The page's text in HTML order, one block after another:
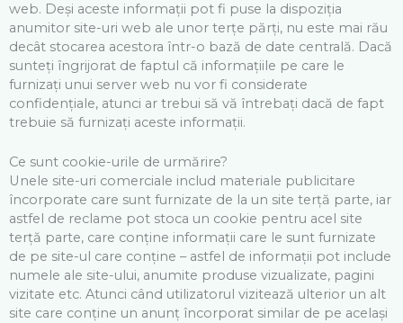
web. Deși aceste informații pot fi puse la dispoziția
anumitor site-uri web ale unor terțe părți, nu este mai rău
decât stocarea acestora într-o bază de date centrală. Dacă
sunteți îngrijorat de faptul că informațiile pe care le
furnizați unui server web nu vor fi considerate
confidențiale, atunci ar trebui să vă întrebați dacă de fapt
trebuie să furnizați aceste informații.
Ce sunt cookie-urile de urmărire?
Unele site-uri comerciale includ materiale publicitare
încorporate care sunt furnizate de la un site terță parte, iar
astfel de reclame pot stoca un cookie pentru acel site
terță parte, care conține informații care le sunt furnizate
de pe site-ul care conține – astfel de informații pot include
numele ale site-ului, anumite produse vizualizate, pagini
vizitate etc. Atunci când utilizatorul vizitează ulterior un alt
site care conține un anunț încorporat similar de pe același